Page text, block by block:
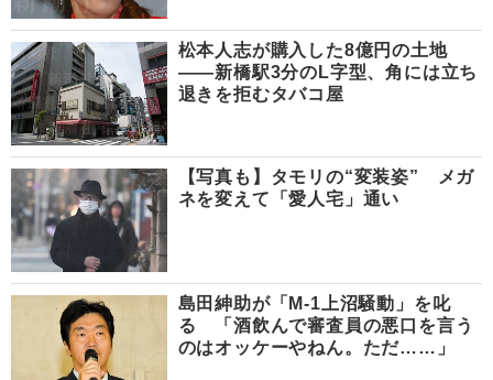
松本人志が購入した8億円の土地
――新橋駅3分のL字型、角には立ち
退きを拒むタバコ屋
【写真も】タモリの“変装姿” メガ
ネを変えて「愛人宅」通い
島田紳助が「M-1上沼騒動」を叱
る 「酒飲んで審査員の悪口を言う
のはオッケーやねん。ただ……」